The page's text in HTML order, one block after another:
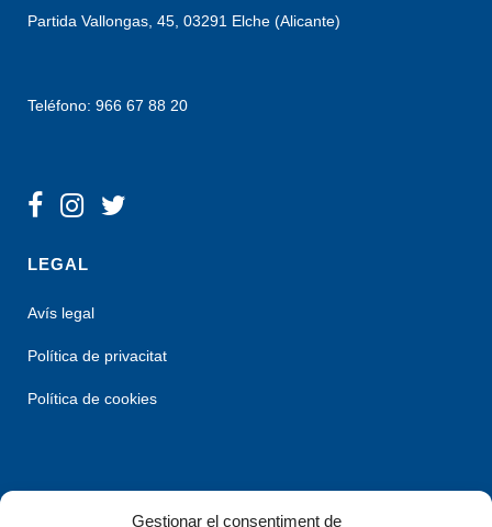
Gestionar el consentiment de
Partida Vallongas, 45, 03291 Elche (Alicante)
Teléfono: 966 67 88 20
LEGAL
Avís legal
Política de privacitat
Política de cookies